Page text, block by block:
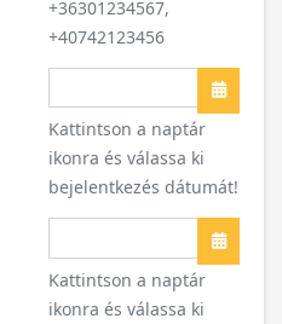
+36301234567,
+40742123456
Naptár
Kattintson a naptár
ikonra és válassa ki
bejelentkezés dátumát!
Naptár
Kattintson a naptár
ikonra és válassa ki